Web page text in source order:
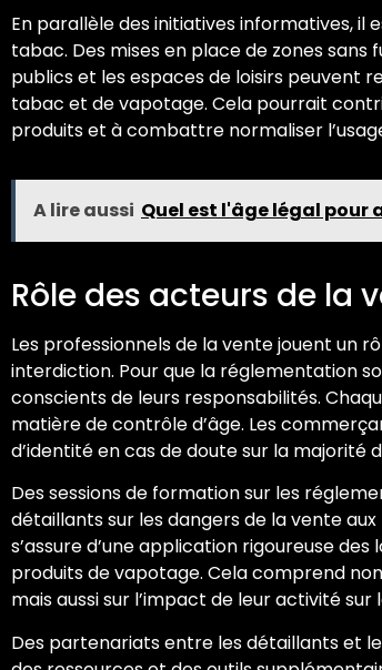
En parallèle des initiatives informatives, il
tabac. Des mises en place de zones sans
publics et les espaces de loisirs peuvent
tabac et de vapotage. Cela pourrait
produits et à combattre normaliser
A lire aussi Quel est l'âge légal pour
Rôle des acteurs de la
Les professionnels de la vente jouent un
interdiction. Pour que la réglementation
conscients de leurs responsabilités.
matière de contrôle d’âge. Les
d’identité en cas de doute sur la majorité
Des sessions de formation sur les
détaillants sur les dangers de la vente
s’assure d’une application rigoureuse
produits de vapotage. Cela comprend
mais aussi sur l’impact de leur activité sur
Des partenariats entre les détaillants et